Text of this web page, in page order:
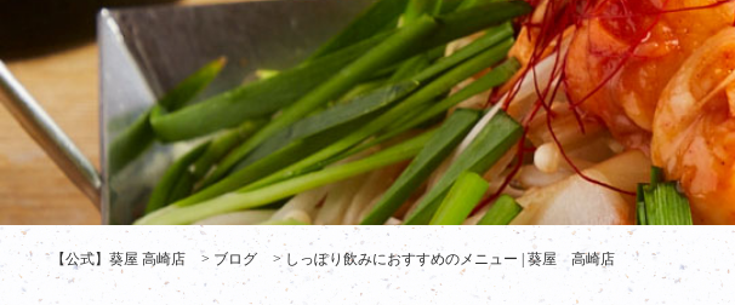
【公式】葵屋 高崎店 > ブログ > しっぽり飲みにおすすめのメニュー | 葵屋 高崎店